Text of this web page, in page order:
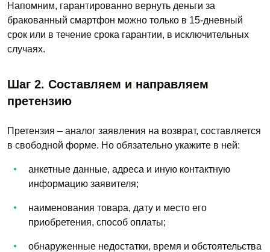
Напомним, гарантированно вернуть деньги за
бракованный смартфон можно только в 15-дневный
срок или в течение срока гарантии, в исключительных
случаях.
Шаг 2. Составляем и направляем
претензию
Претензия – аналог заявления на возврат, составляется
в свободной форме. Но обязательно укажите в ней:
анкетные данные, адреса и иную контактную
информацию заявителя;
наименования товара, дату и место его
приобретения, способ оплаты;
обнаруженные недостатки, время и обстоятельства